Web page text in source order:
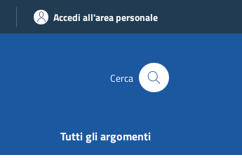
Accedi all'area personale
Cerca
Tutti gli argomenti